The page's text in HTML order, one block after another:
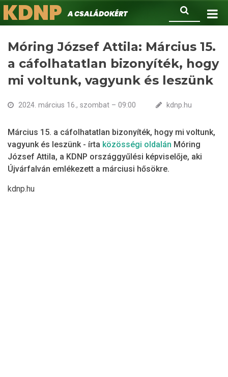
Ugrás
a
Keresés
KDNPA családokért.
Móring József Attila: Március 15.
a cáfolhatatlan bizonyíték, hogy
mi voltunk, vagyunk és leszünk
2024. március 16., szombat – 09:00 kdnp.hu
Március 15. a cáfolhatatlan bizonyíték, hogy mi voltunk,
vagyunk és leszünk - írta közösségi oldalán Móring
József Attila, a KDNP országgyűlési képviselője, aki
Újvárfalván emlékezett a márciusi hősökre.
kdnp.hu